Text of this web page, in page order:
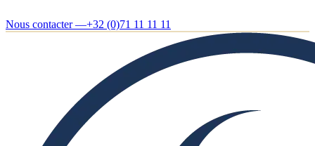
Nous contacter —+32 (0)71 11 11 11